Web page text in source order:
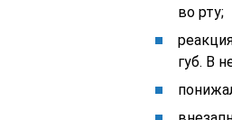
во рту;
губ. В